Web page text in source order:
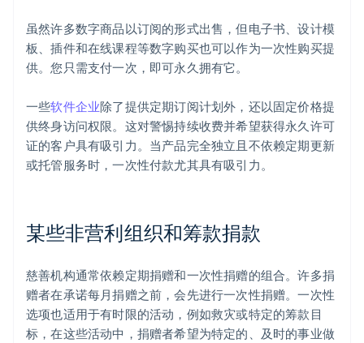
虽然许多数字商品以订阅的形式出售，但电子书、设计模
板、插件和在线课程等数字购买也可以作为一次性购买提
供。您只需支付一次，即可永久拥有它。
一些软件企业除了提供定期订阅计划外，还以固定价格提
供终身访问权限。这对警惕持续收费并希望获得永久许可
证的客户具有吸引力。当产品完全独立且不依赖定期更新
或托管服务时，一次性付款尤其具有吸引力。
某些非营利组织和筹款捐款
慈善机构通常依赖定期捐赠和一次性捐赠的组合。许多捐
赠者在承诺每月捐赠之前，会先进行一次性捐赠。一次性
选项也适用于有时限的活动，例如救灾或特定的筹款目
标，在这些活动中，捐赠者希望为特定的、及时的事业做